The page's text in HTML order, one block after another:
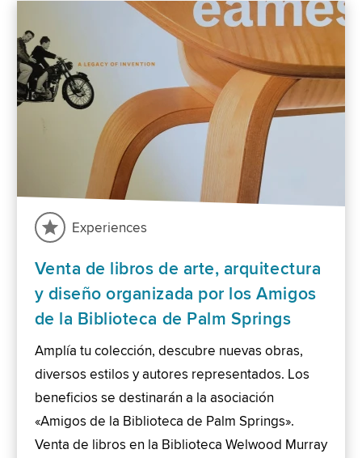
Experiences
Venta de libros de arte, arquitectura
y diseño organizada por los Amigos
de la Biblioteca de Palm Springs
Amplía tu colección, descubre nuevas obras,
diversos estilos y autores representados. Los
beneficios se destinarán a la asociación
«Amigos de la Biblioteca de Palm Springs».
Venta de libros en la Biblioteca Welwood Murray